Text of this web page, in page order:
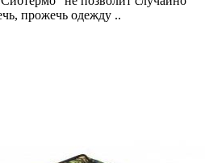
прожечь одежду ..